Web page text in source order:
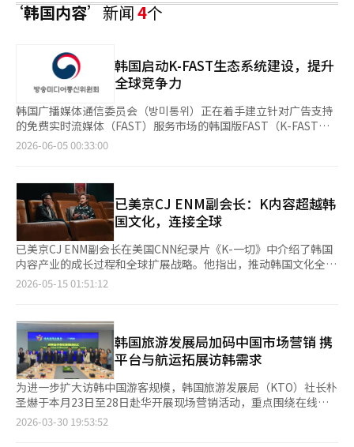
‘韩国内容’新闻4个
韩国启动K-FAST生态系统建设，提升
全球竞争力
韩国广播媒体通信委员会（방미통위）正在着手建立针对广告支持
的免费实时流媒体（FAST）服务市场的韩国版FAST（K-FAST）
生态系统。 该委员会于4日在京畿道水原市的三星电子创新博物馆
受实时频道和内容。该市场最近在北美迅速增长。市场研究机构
Mordor Intelligence的数据显示，相关全球市场规模预计在2023
年达到1433亿美元（约合22万亿韩元），并预计到2031年将增至
3129亿美元（约合47万亿韩元），年均增长率为16.91%。 此次座
谈会有包括韩国广播媒体通信委员会主席金钟哲在内的25名与会
者，参与者包括三星电子、LG电子等企业，NewID、Smart
Media Lab、CJ ENM等频道运营商，以及KBS、MBC、SBS等广
播公司、内容制作公司、Hudson AI、Eastsoft等人工智能技术公
了三星电子社长李元镇关于未来业务战略的介绍。 座谈会上，三
星电子和NewID分别介绍了全球平台及频道运营现状和未来战略。
Hudson AI则展示了利用人工智能进行广播内容本地化的案例。 与
会者一致认为，FAST市场的增长为国内广播公司和内容制作公司
提供了新的盈利机会，并分享了在全球市场竞争力提升方面的挑战
和困难。与会者还讨论了韩国内容在全球FAST市场的收视率未达
预期的原因，认为目前FAST频道仍停留在对过去制作内容的重新
编排，未能充分反映当地观众的需求。 为提升韩国内容的竞争
2026-06-05 00:33:00
已美京CJ ENM副会长：K内容超越韩
国文化，连接全球
已美京CJ ENM副会长在美国CNN纪录片《K-一切》中介绍了韩国
内容产业的成长过程和全球扩展战略。他指出，推动韩国文化全球
传播的关键在于“真实的叙事”，并强调：“不仅要传播韩国文
力和文化产业的未来愿景。 他补充道：“希望我们的经验和旅程
能成为他人的一种可能性和灵感。” CNN的原创系列《K-一切》
是一部四集节目，从多个角度探讨了K文化成为全球文化现象的过
程。纪录片将CJ的文化事业前瞻性视为K文化成长的核心动力，讲
述了CJ ENM在电影、电视剧、音乐等K内容产业中的引领作用。
特别关注了作为韩国娱乐产业先驱，已美京副会长如何将K文化构
建为可持续的全球产业。 在视频中，已美京回顾了1995年梦工厂
投资的时刻。他提到：“小时候，祖父（李秉喆前会长）常
2026-05-15 01:51:12
韩国旅游发展局加码中国市场营销 携
平台与航运拓展访韩需求
为进一步扩大访韩中国游客规模，韩国旅游发展局（KTO）社长朴
圣爀于本月23日至28日赴华开展现场营销活动，重点围绕在线平
台、邮轮及航空等领域推进合作。 平台合作方面，韩国旅游发展
2026-03-30 19:53:52